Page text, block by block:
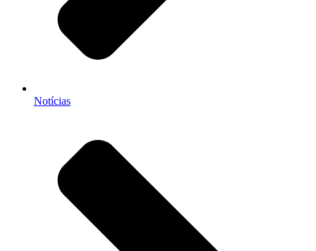
Notícias